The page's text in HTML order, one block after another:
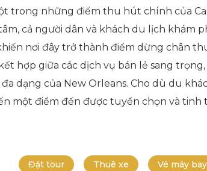
trong những điểm thu hút chính của
cả người dân và khách du lịch khám
nơi đây trở thành điểm dừng chân
hợp giữa các dịch vụ bán lẻ sang
đa dạng của New Orleans. Cho dù du
một điểm đến được tuyển chọn và
Đặt tour Thuê xe Vé máy bay